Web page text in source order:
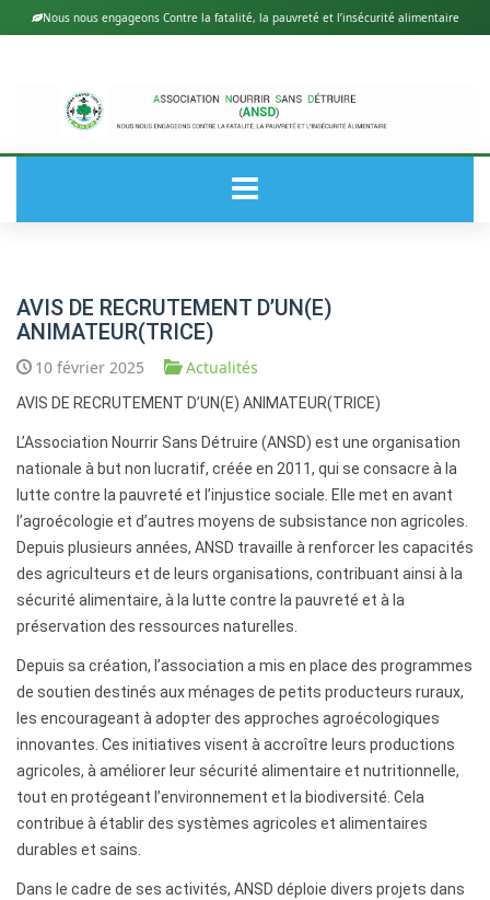
Nous nous engageons Contre la fatalité, la pauvreté et l’insécurité alimentaire
A PROPOS DE ANSD
PROJETS & PROGRAMMES
MULTIMÉDIA
NOUS CONTACTER
AVIS DE RECRUTEMENT D’UN(E)
ANIMATEUR(TRICE)
10 février 2025 Actualités
AVIS DE RECRUTEMENT D’UN(E) ANIMATEUR(TRICE)
L’Association Nourrir Sans Détruire (ANSD) est une organisation
nationale à but non lucratif, créée en 2011, qui se consacre à la
lutte contre la pauvreté et l’injustice sociale. Elle met en avant
l’agroécologie et d’autres moyens de subsistance non agricoles.
Depuis plusieurs années, ANSD travaille à renforcer les capacités
des agriculteurs et de leurs organisations, contribuant ainsi à la
sécurité alimentaire, à la lutte contre la pauvreté et à la
préservation des ressources naturelles.
Depuis sa création, l’association a mis en place des programmes
de soutien destinés aux ménages de petits producteurs ruraux,
les encourageant à adopter des approches agroécologiques
innovantes. Ces initiatives visent à accroître leurs productions
agricoles, à améliorer leur sécurité alimentaire et nutritionnelle,
tout en protégeant l’environnement et la biodiversité. Cela
contribue à établir des systèmes agricoles et alimentaires
durables et sains.
Dans le cadre de ses activités, ANSD déploie divers projets dans